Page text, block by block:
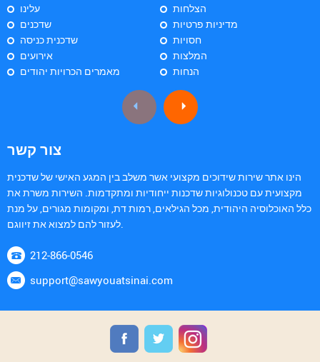
עלינו
שדכנים
שדכנית כניסה
אירועים
מאמרים הכרויות יהודים
הצלחות
מדיניות פרטיות
חסויות
המלצות
הנחות
צור קשר
הינו אתר שירות שידוכים מקצועי אשר משלב בין המגע האישי של שדכנית
מקצועית עם טכנולוגיות שדכנות ייחודיות ומתקדמות. השירות משרת את
כלל האוכלוסיה היהודית, מכל הגילאים, רמות דת, ומקומות מגורים, על מנת
לעזור להם למצוא את זיווגם.
212-866-0546
support@sawyouatsinai.com